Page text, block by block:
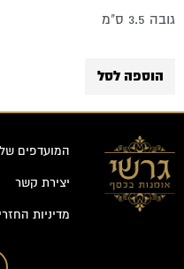
גובה 3.5 ס"מ
הוספה לסל
המועדפים
יצירת קשר
מדיניות